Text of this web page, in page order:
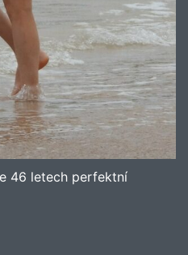
46 letech perfektní